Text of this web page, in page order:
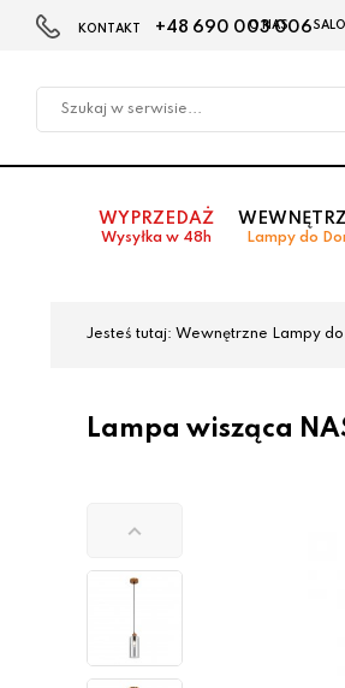
w
KONTAKT +48 690 003 006
O NAS
WYPRZEDAŻ
Wysyłka w 48h Lampy do
Jesteś tutaj: Wewnętrzne Lampy do
Lampa wisząca